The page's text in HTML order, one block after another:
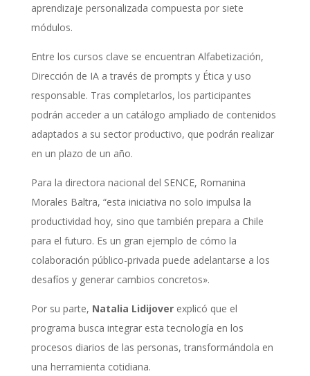
aprendizaje personalizada compuesta por siete
módulos.
Entre los cursos clave se encuentran Alfabetización,
Dirección de IA a través de prompts y Ética y uso
responsable. Tras completarlos, los participantes
podrán acceder a un catálogo ampliado de contenidos
adaptados a su sector productivo, que podrán realizar
en un plazo de un año.
Para la directora nacional del SENCE, Romanina
Morales Baltra, “esta iniciativa no solo impulsa la
productividad hoy, sino que también prepara a Chile
para el futuro. Es un gran ejemplo de cómo la
colaboración público-privada puede adelantarse a los
desafíos y generar cambios concretos».
Por su parte, Natalia Lidijoverexplicó que el
programa busca integrar esta tecnología en los
procesos diarios de las personas, transformándola en
una herramienta cotidiana.